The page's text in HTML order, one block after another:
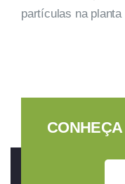
partículas na planta